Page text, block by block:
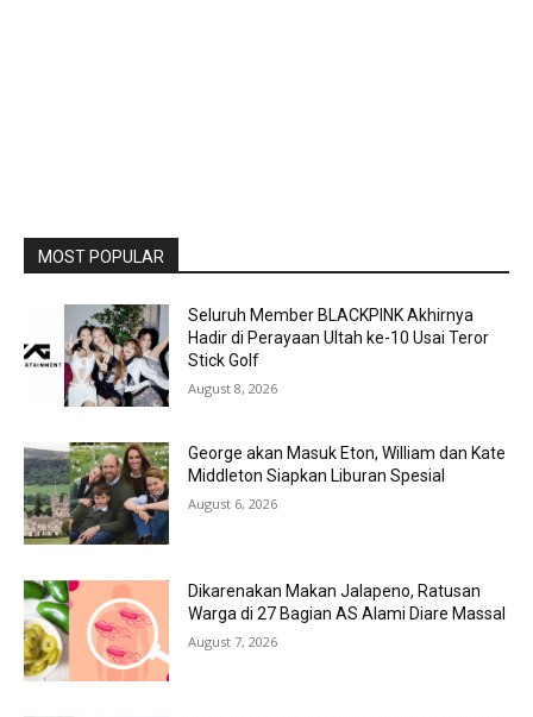
MOST POPULAR
Seluruh Member BLACKPINK Akhirnya
Hadir di Perayaan Ultah ke-10 Usai Teror
Stick Golf
August 8, 2026
George akan Masuk Eton, William dan Kate
Middleton Siapkan Liburan Spesial
August 6, 2026
Dikarenakan Makan Jalapeno, Ratusan
Warga di 27 Bagian AS Alami Diare Massal
August 7, 2026